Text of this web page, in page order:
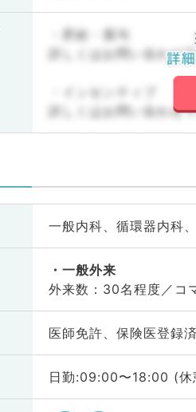
・昇給・賞与
詳しくはお問い合わせ
・インセンティブ
詳しくはお問い合わせ
一般内科、循環器内科
一般外来
外来数：30名程度／コ
医師免許、保険医登録済
日勤:09:00〜18:00 (休